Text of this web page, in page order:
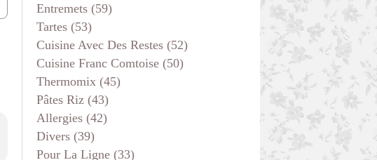
Entremets (59)
Tartes (53)
Cuisine Avec Des Restes (52)
Cuisine Franc Comtoise (50)
Thermomix (45)
Pâtes Riz (43)
Allergies (42)
Divers (39)
Pour La Ligne (33)